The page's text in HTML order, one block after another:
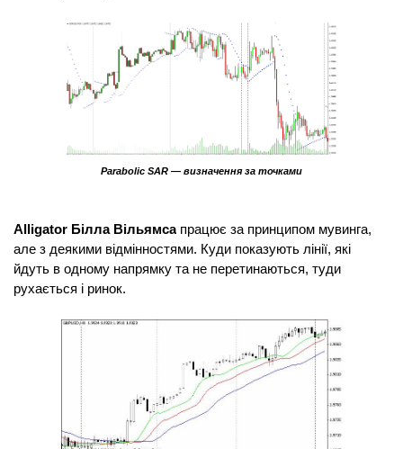
Parabolic SAR — визначення за точками
Alligator Білла Вільямса працює за принципом мувинга,
але з деякими відмінностями. Куди показують лінії, які
йдуть в одному напрямку та не перетинаються, туди
рухається і ринок.